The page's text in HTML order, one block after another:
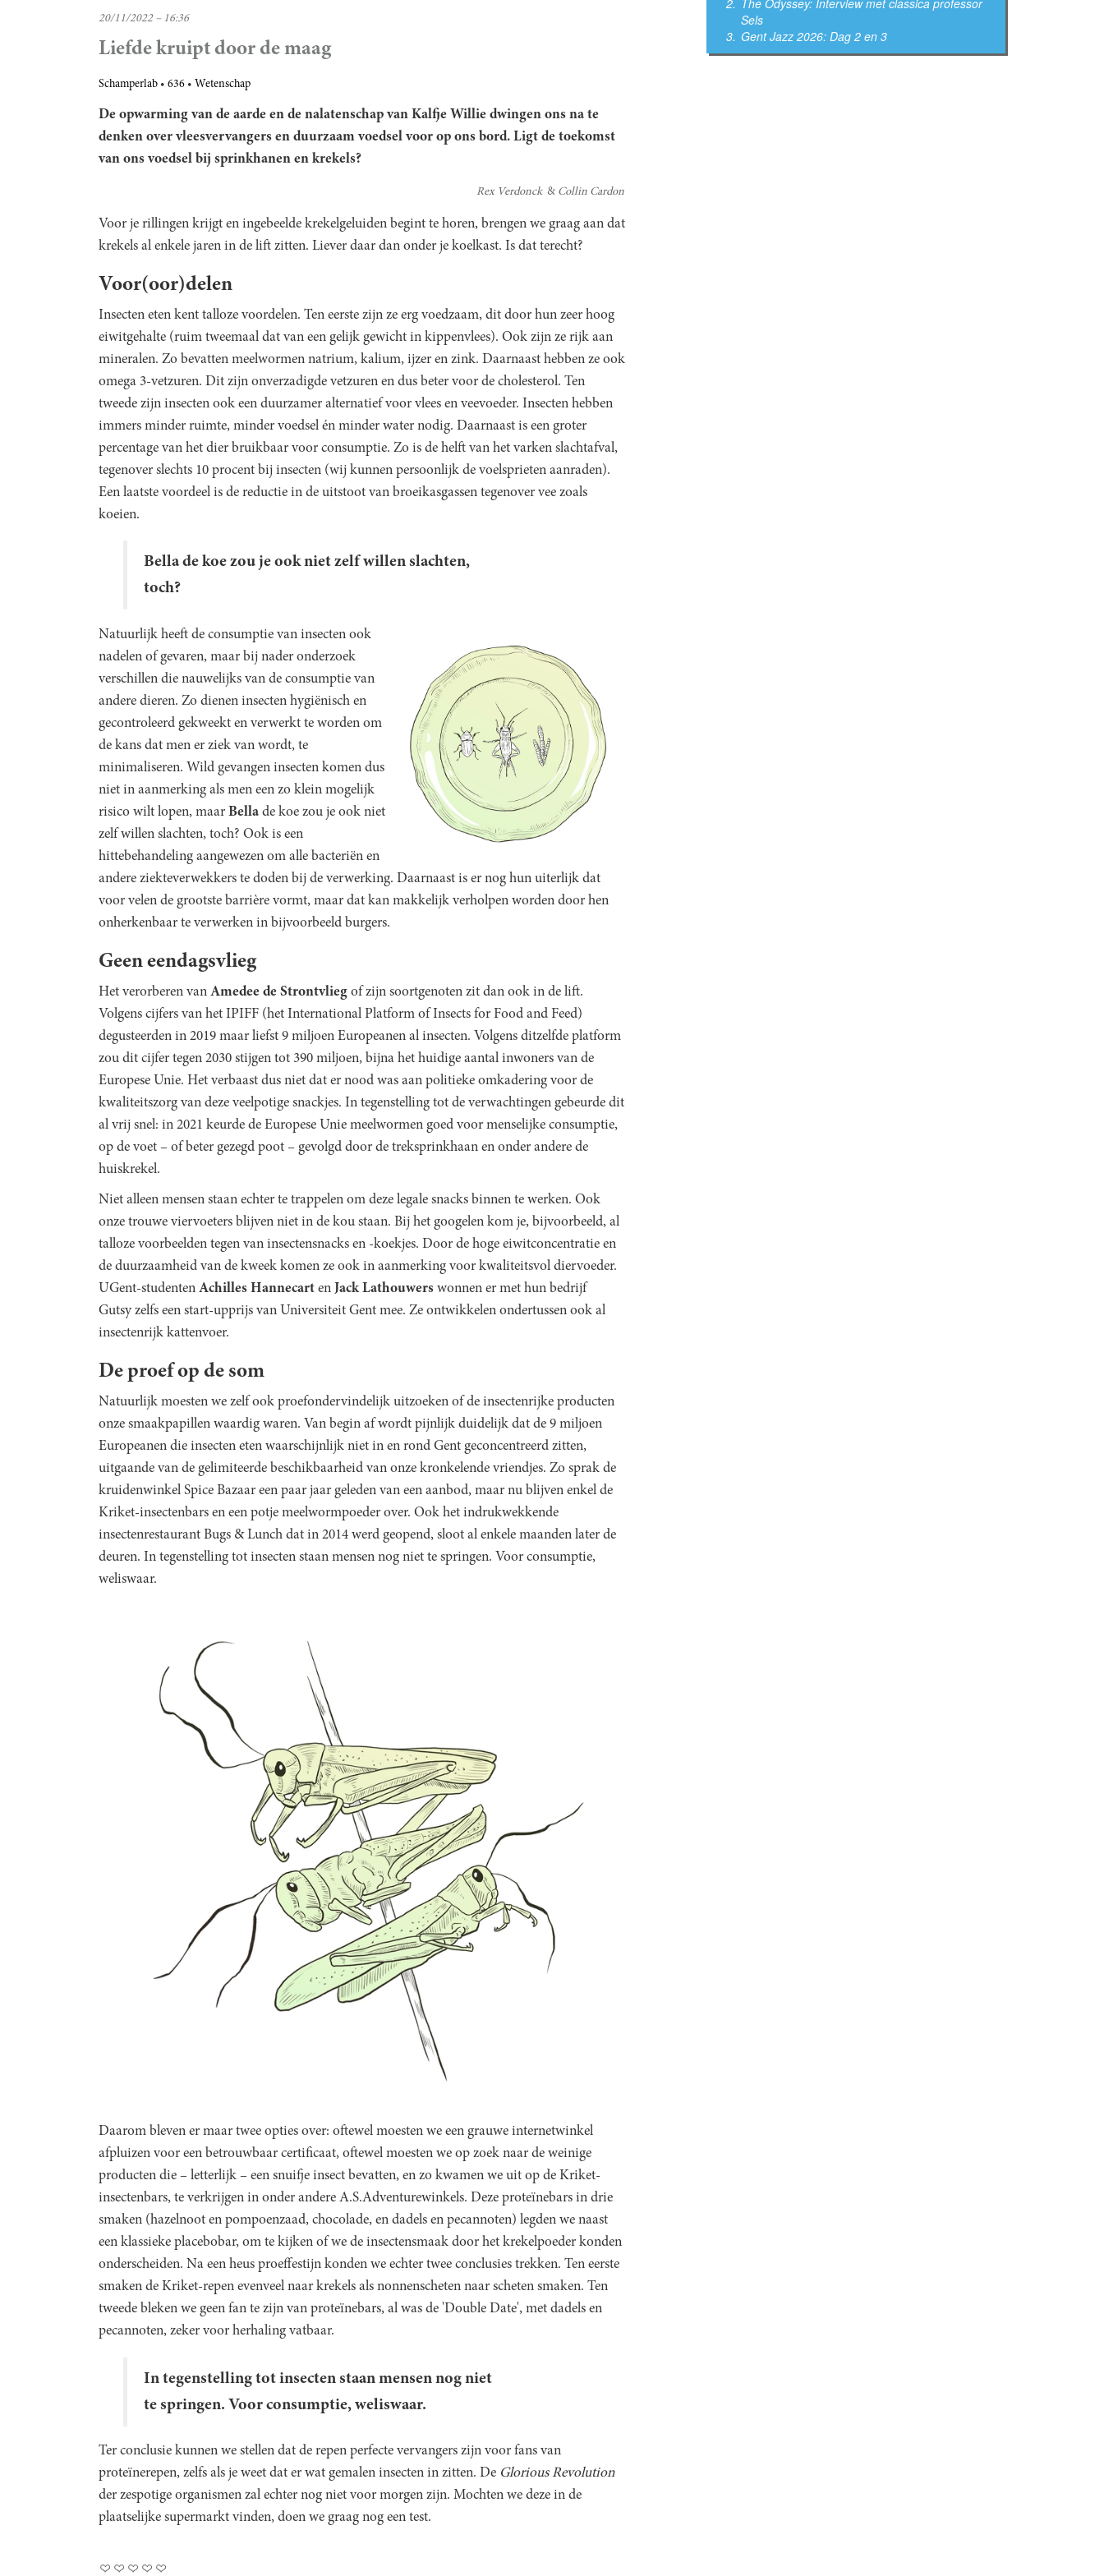
20/11/2022 – 16:36
Liefde kruipt door de maag
Schamperlab 636 Wetenschap
De opwarming van de aarde en de nalatenschap van Kalfje Willie dwingen ons na te
denken over vleesvervangers en duurzaam voedsel voor op ons bord. Ligt de toekomst
van ons voedsel bij sprinkhanen en krekels?
Rex Verdonck Collin Cardon
Voor je rillingen krijgt en ingebeelde krekelgeluiden begint te horen, brengen we graag aan dat
krekels al enkele jaren in de lift zitten. Liever daar dan onder je koelkast. Is dat terecht?
Voor(oor)delen
Insecten eten kent talloze voordelen. Ten eerste zijn ze erg voedzaam, dit door hun zeer hoog
eiwitgehalte (ruim tweemaal dat van een gelijk gewicht in kippenvlees). Ook zijn ze rijk aan
mineralen. Zo bevatten meelwormen natrium, kalium, ijzer en zink. Daarnaast hebben ze ook
omega 3-vetzuren. Dit zijn onverzadigde vetzuren en dus beter voor de cholesterol. Ten
tweede zijn insecten ook een duurzamer alternatief voor vlees en veevoeder. Insecten hebben
immers minder ruimte, minder voedsel én minder water nodig. Daarnaast is een groter
percentage van het dier bruikbaar voor consumptie. Zo is de helft van het varken slachtafval,
tegenover slechts 10 procent bij insecten (wij kunnen persoonlijk de voelsprieten aanraden).
Een laatste voordeel is de reductie in de uitstoot van broeikasgassen tegenover vee zoals
koeien.
Bella de koe zou je ook niet zelf willen slachten,
toch?
Natuurlijk heeft de consumptie van insecten ook
nadelen of gevaren, maar bij nader onderzoek
verschillen die nauwelijks van de consumptie van
andere dieren. Zo dienen insecten hygiënisch en
gecontroleerd gekweekt en verwerkt te worden om
de kans dat men er ziek van wordt, te
minimaliseren. Wild gevangen insecten komen dus
niet in aanmerking als men een zo klein mogelijk
risico wilt lopen, maar Bella de koe zou je ook niet
zelf willen slachten, toch? Ook is een
hittebehandeling aangewezen om alle bacteriën en
andere ziekteverwekkers te doden bij de verwerking. Daarnaast is er nog hun uiterlijk dat
voor velen de grootste barrière vormt, maar dat kan makkelijk verholpen worden door hen
onherkenbaar te verwerken in bijvoorbeeld burgers.
Geen eendagsvlieg
Het verorberen van Amedee de Strontvlieg of zijn soortgenoten zit dan ook in de lift.
Volgens cijfers van het IPIFF (het International Platform of Insects for Food and Feed)
degusteerden in 2019 maar liefst 9 miljoen Europeanen al insecten. Volgens ditzelfde platform
zou dit cijfer tegen 2030 stijgen tot 390 miljoen, bijna het huidige aantal inwoners van de
Europese Unie. Het verbaast dus niet dat er nood was aan politieke omkadering voor de
kwaliteitszorg van deze veelpotige snackjes. In tegenstelling tot de verwachtingen gebeurde dit
al vrij snel: in 2021 keurde de Europese Unie meelwormen goed voor menselijke consumptie,
op de voet – of beter gezegd poot – gevolgd door de treksprinkhaan en onder andere de
huiskrekel.
Niet alleen mensen staan echter te trappelen om deze legale snacks binnen te werken. Ook
onze trouwe viervoeters blijven niet in de kou staan. Bij het googelen kom je, bijvoorbeeld, al
talloze voorbeelden tegen van insectensnacks en -koekjes. Door de hoge eiwitconcentratie en
de duurzaamheid van de kweek komen ze ook in aanmerking voor kwaliteitsvol diervoeder.
UGent-studenten Achilles Hannecart en Jack Lathouwers wonnen er met hun bedrijf
Gutsy zelfs een start-upprijs van Universiteit Gent mee. Ze ontwikkelen ondertussen ook al
insectenrijk kattenvoer.
De proef op de som
Natuurlijk moesten we zelf ook proefondervindelijk uitzoeken of de insectenrijke producten
onze smaakpapillen waardig waren. Van begin af wordt pijnlijk duidelijk dat de 9 miljoen
Europeanen die insecten eten waarschijnlijk niet in en rond Gent geconcentreerd zitten,
uitgaande van de gelimiteerde beschikbaarheid van onze kronkelende vriendjes. Zo sprak de
kruidenwinkel Spice Bazaar een paar jaar geleden van een aanbod, maar nu blijven enkel de
Kriket-insectenbars en een potje meelwormpoeder over. Ook het indrukwekkende
insectenrestaurant Bugs & Lunch dat in 2014 werd geopend, sloot al enkele maanden later de
deuren. In tegenstelling tot insecten staan mensen nog niet te springen. Voor consumptie,
weliswaar.
Daarom bleven er maar twee opties over: oftewel moesten we een grauwe internetwinkel
afpluizen voor een betrouwbaar certificaat, oftewel moesten we op zoek naar de weinige
producten die – letterlijk – een snuifje insect bevatten, en zo kwamen we uit op de Kriket-
insectenbars, te verkrijgen in onder andere A.S.Adventurewinkels. Deze proteïnebars in drie
smaken (hazelnoot en pompoenzaad, chocolade, en dadels en pecannoten) legden we naast
een klassieke placebobar, om te kijken of we de insectensmaak door het krekelpoeder konden
onderscheiden. Na een heus proeffestijn konden we echter twee conclusies trekken. Ten eerste
smaken de Kriket-repen evenveel naar krekels als nonnenscheten naar scheten smaken. Ten
tweede bleken we geen fan te zijn van proteïnebars, al was de 'Double Date', met dadels en
pecannoten, zeker voor herhaling vatbaar.
In tegenstelling tot insecten staan mensen nog niet
te springen. Voor consumptie, weliswaar.
Ter conclusie kunnen we stellen dat de repen perfecte vervangers zijn voor fans van
proteïnerepen, zelfs als je weet dat er wat gemalen insecten in zitten. De Glorious Revolution
der zespotige organismen zal echter nog niet voor morgen zijn. Mochten we deze in de
plaatselijke supermarkt vinden, doen we graag nog een test.
Sels
Gent Jazz 2026: Dag 2 en 3